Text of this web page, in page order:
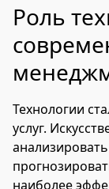
Роль
Технологии
услуг.
наиболее